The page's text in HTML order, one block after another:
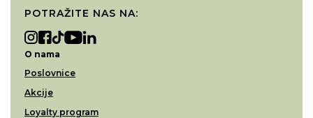
POTRAŽITE NAS NA:
O nama
Poslovnice
Akcije
Loyalty program